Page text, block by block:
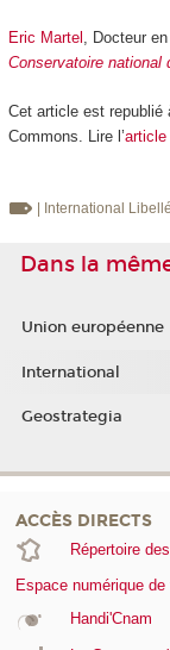
Eric Martel , Docteur
Conservatoire national
Cet article est republié
Commons. Lire l’article
| International
Dans la
Union européenne
International
Geostrategia
ACCÈS DIRECTS
Répertoire
Espace numérique
Handi'Cnam